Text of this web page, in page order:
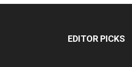
EDITOR PICKS